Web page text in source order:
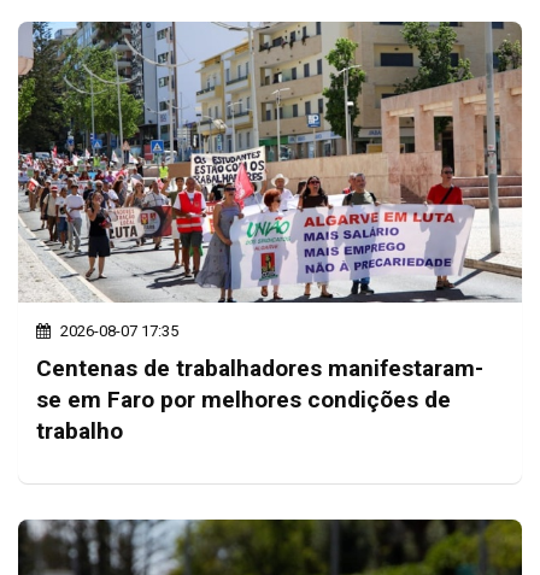
2026-08-07 17:35
Centenas de trabalhadores manifestaram-
se em Faro por melhores condições de
trabalho